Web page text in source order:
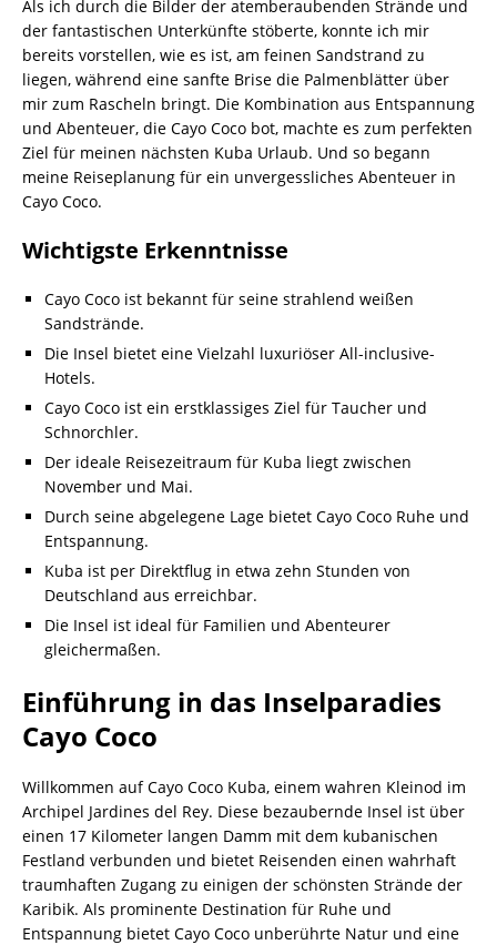
Als ich durch die Bilder der atemberaubenden Strände und
der fantastischen Unterkünfte stöberte, konnte ich mir
bereits vorstellen, wie es ist, am feinen Sandstrand zu
liegen, während eine sanfte Brise die Palmenblätter über
mir zum Rascheln bringt. Die Kombination aus Entspannung
und Abenteuer, die Cayo Coco bot, machte es zum perfekten
Ziel für meinen nächsten Kuba Urlaub. Und so begann
meine Reiseplanung für ein unvergessliches Abenteuer in
Cayo Coco.
Wichtigste Erkenntnisse
Cayo Coco ist bekannt für seine strahlend weißen
Sandstrände.
Die Insel bietet eine Vielzahl luxuriöser All-inclusive-
Hotels.
Cayo Coco ist ein erstklassiges Ziel für Taucher und
Schnorchler.
Der ideale Reisezeitraum für Kuba liegt zwischen
November und Mai.
Durch seine abgelegene Lage bietet Cayo Coco Ruhe und
Entspannung.
Kuba ist per Direktflug in etwa zehn Stunden von
Deutschland aus erreichbar.
Die Insel ist ideal für Familien und Abenteurer
gleichermaßen.
Einführung in das Inselparadies
Cayo Coco
Willkommen auf Cayo Coco Kuba, einem wahren Kleinod im
Archipel Jardines del Rey. Diese bezaubernde Insel ist über
einen 17 Kilometer langen Damm mit dem kubanischen
Festland verbunden und bietet Reisenden einen wahrhaft
traumhaften Zugang zu einigen der schönsten Strände der
Karibik. Als prominente Destination für Ruhe und
Entspannung bietet Cayo Coco unberührte Natur und eine